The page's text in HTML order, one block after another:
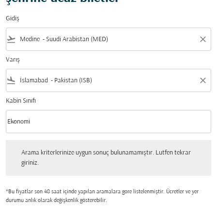
Gidiş
flight_takeoff close
Varış
flight_land close
Kabin Sınıfı
Kabin Sınıfı option Ekonomi Selected
Ekonomi
keyboard_arrow_down
Arama kriterlerinize uygun sonuç bulunamamıştır. Lutfen tekrar
giriniz.
*Bu fiyatlar son 48 saat içinde yapılan aramalara gore listelenmiştir. Ücretler ve yer
durumu anlık olarak değişkenlik gösterebilir.